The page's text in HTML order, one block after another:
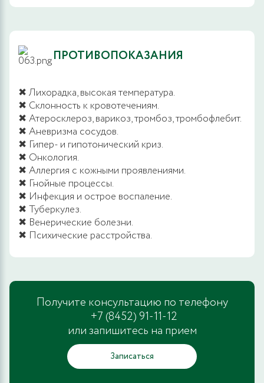
ПРОТИВОПОКАЗАНИЯ
✖ Лихорадка, высокая температура.
✖ Склонность к кровотечениям.
✖ Атеросклероз, варикоз, тромбоз, тромбофлебит.
✖ Аневризма сосудов.
✖ Гипер- и гипотонический криз.
✖ Онкология.
✖ Аллергия с кожными проявлениями.
✖ Гнойные процессы.
✖ Инфекция и острое воспаление.
✖ Туберкулез.
✖ Венерические болезни.
✖ Психические расстройства.
Получите консультацию по телефону
+7 (8452) 91-11-12
или запишитесь на прием
Записаться